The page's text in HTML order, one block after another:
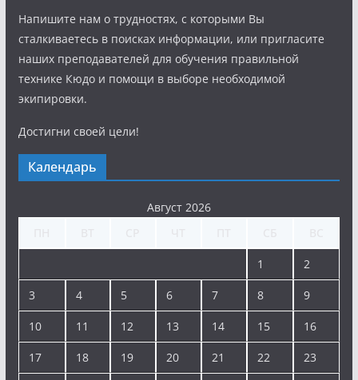
Напишите нам о трудностях, с которыми Вы
сталкиваетесь в поисках информации, или пригласите
наших преподавателей для обучения правильной
технике Кюдо и помощи в выборе необходимой
экипировки.
Достигни своей цели!
Календарь
Август 2026
1 2
3 4 5 6 7 8 9
10 11 12 13 14 15 16
17 18 19 20 21 22 23